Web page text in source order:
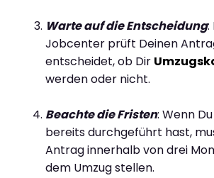
Warte auf die Entscheidung:
Jobcenter prüft Deinen
entscheidet, ob Dir
werden oder nicht.
Beachte die Fristen: Wenn
bereits durchgeführt hast,
Antrag innerhalb von drei
dem Umzug stellen.